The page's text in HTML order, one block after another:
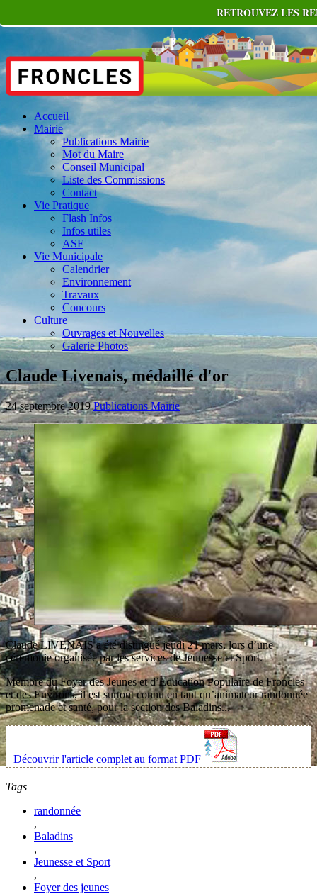
Accueil
Mairie
Publications Mairie
Mot du Maire
Conseil Municipal
Liste des Commissions
Contact
Vie Pratique
Flash Infos
Infos utiles
ASF
Vie Municipale
Calendrier
Environnement
Travaux
Concours
Culture
Ouvrages et Nouvelles
Galerie Photos
Claude Livenais, médaillé d'or
24 septembre 2019Publications Mairie
Claude LIVENAIS a été distingué jeudi 21 mars, lors d’une
cérémonie organisée par les services de Jeunesse et Sport.
Membre du Foyer des Jeunes et d’Education Populaire de Froncles
et des Environs, il est surtout connu en tant qu’animateur randonnée
promenade et santé, pour la section des Baladins...
Découvrir l'article complet au format PDF
Tags
randonnée
,
Baladins
,
Jeunesse et Sport
,
Foyer des jeunes
RETROUVEZ LES